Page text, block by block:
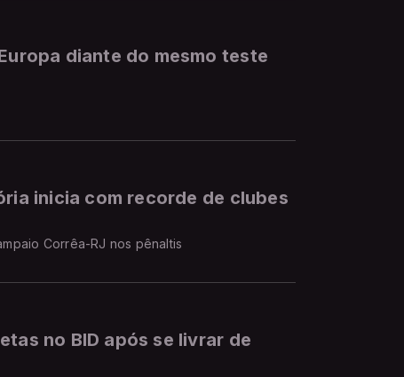
diante do mesmo teste
inicia com recorde de clubes
Corrêa-RJ nos pênaltis
no BID após se livrar de